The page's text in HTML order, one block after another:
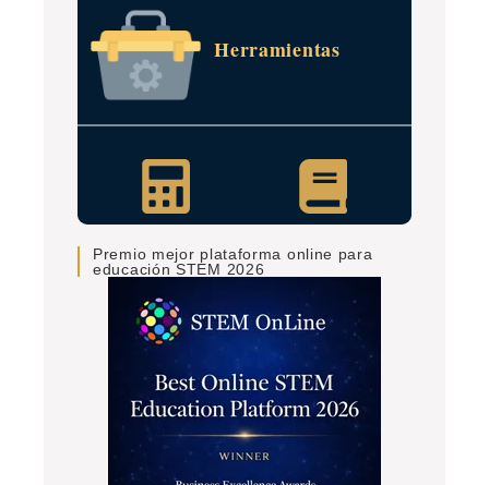
Herramientas
Premio mejor plataforma online para
educación STEM 2026